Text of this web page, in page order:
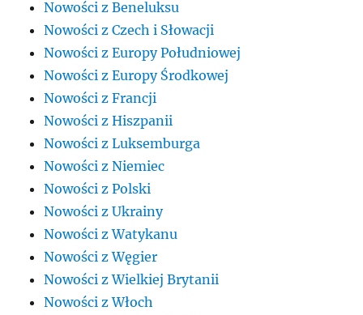
Nowości z Beneluksu
Nowości z Czech i Słowacji
Nowości z Europy Południowej
Nowości z Europy Środkowej
Nowości z Francji
Nowości z Hiszpanii
Nowości z Luksemburga
Nowości z Niemiec
Nowości z Polski
Nowości z Ukrainy
Nowości z Watykanu
Nowości z Węgier
Nowości z Wielkiej Brytanii
Nowości z Włoch